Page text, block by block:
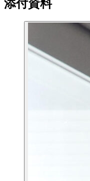
添付資料